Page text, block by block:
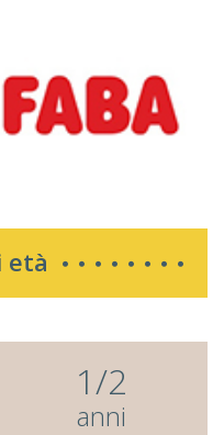
età
1/2
anni